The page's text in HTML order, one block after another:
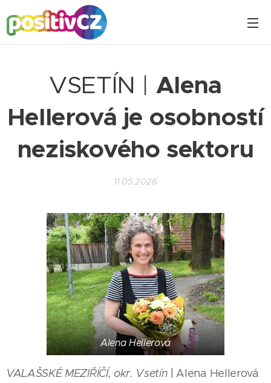
VSETÍN | Alena
Hellerová je osobností
neziskového sektoru
11.05.2026
Alena Hellerová
VALAŠSKÉ MEZIŘÍČÍ, okr. Vsetín | Alena Hellerová